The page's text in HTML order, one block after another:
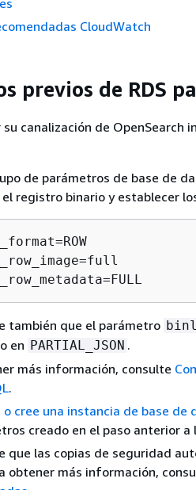
CloudWatch
previos de RDS
canalización de OpenSearch
de parámetros de base de
registro binario y establecer
también que el parámetro
en PARTIAL_JSON .
más información, consulte
.
o cree una instancia de base de
creado en el paso anterior
que las copias de seguridad
obtener más información,